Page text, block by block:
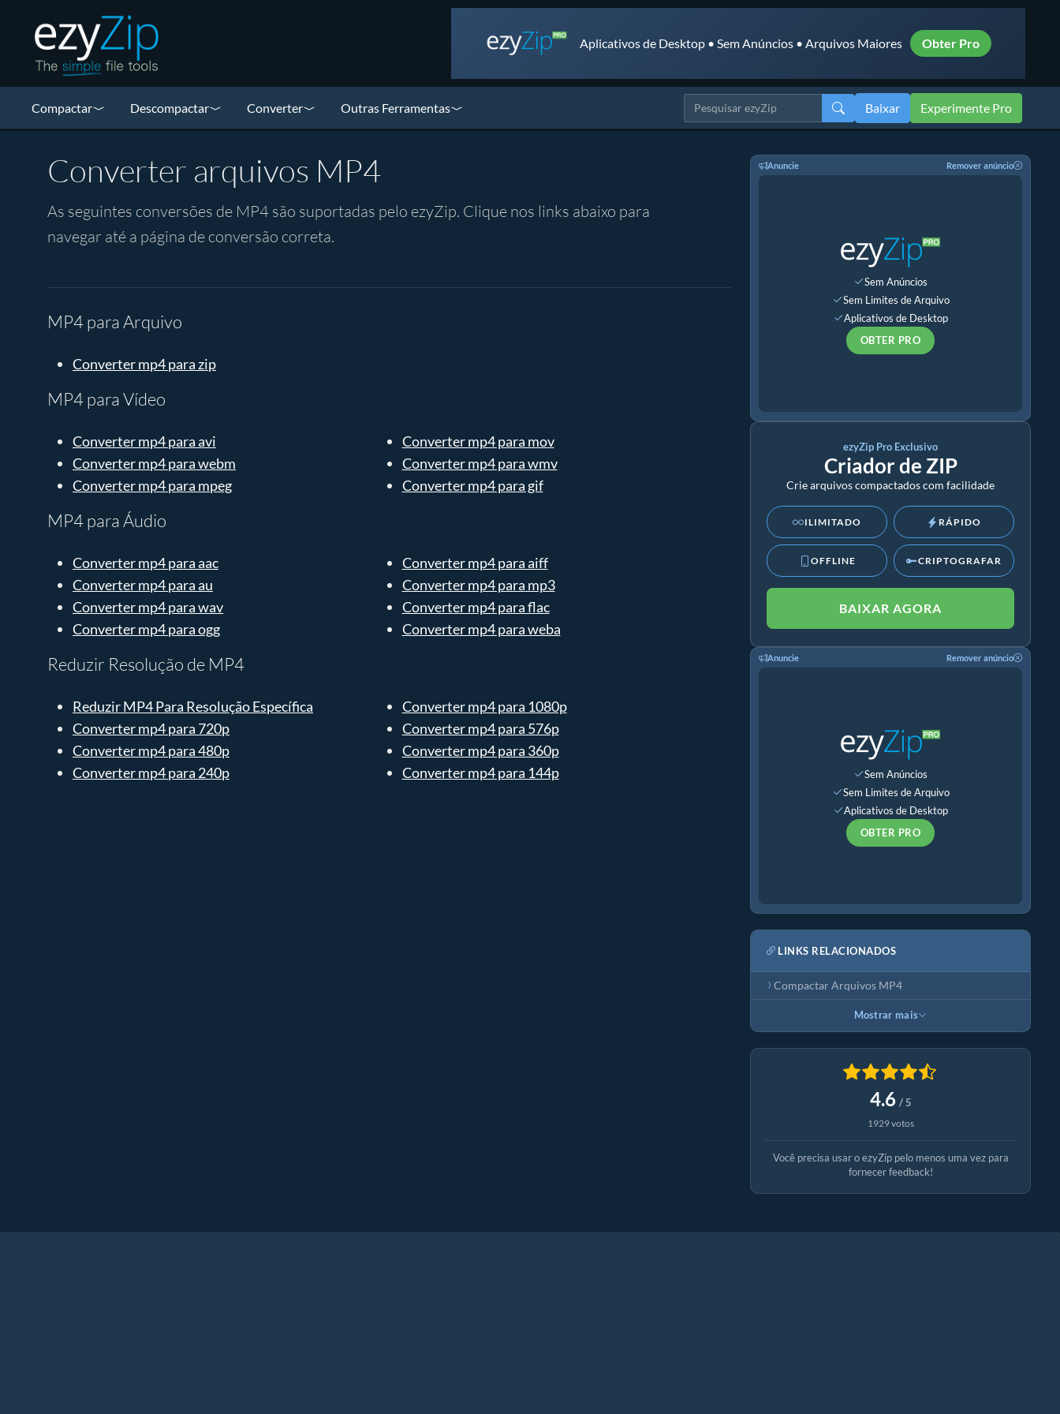
Aplicativos de Desktop • Sem Anúncios • Arquivos Maiores Obter Pro
Compactar Descompactar Converter Outras Ferramentas Baixar Experimente Pro
Converter arquivos MP4
As seguintes conversões de MP4 são suportadas pelo ezyZip. Clique nos links abaixo para
navegar até a página de conversão correta.
MP4 para Arquivo
Converter mp4 para zip
MP4 para Vídeo
Converter mp4 para avi
Converter mp4 para mov
Converter mp4 para webm
Converter mp4 para wmv
Converter mp4 para mpeg
Converter mp4 para gif
MP4 para Áudio
Converter mp4 para aac
Converter mp4 para aiff
Converter mp4 para au
Converter mp4 para mp3
Converter mp4 para wav
Converter mp4 para flac
Converter mp4 para ogg
Converter mp4 para weba
Reduzir Resolução de MP4
Reduzir MP4 Para Resolução Específica
Converter mp4 para 1080p
Converter mp4 para 720p
Converter mp4 para 576p
Converter mp4 para 480p
Converter mp4 para 360p
Converter mp4 para 240p
Converter mp4 para 144p
Anuncie Remover anúncio
Sem Anúncios
Sem Limites de Arquivo
Aplicativos de Desktop
OBTER PRO
ezyZip Pro Exclusivo
Criador de ZIP
Crie arquivos compactados com facilidade
ILIMITADO RÁPIDO
OFFLINE CRIPTOGRAFAR
BAIXAR AGORA
Anuncie Remover anúncio
Sem Anúncios
Sem Limites de Arquivo
Aplicativos de Desktop
OBTER PRO
LINKS RELACIONADOS
Compactar Arquivos MP4
Mostrar mais
4.6 / 5
1929 votos
Você precisa usar o ezyZip pelo menos uma vez para
fornecer feedback!